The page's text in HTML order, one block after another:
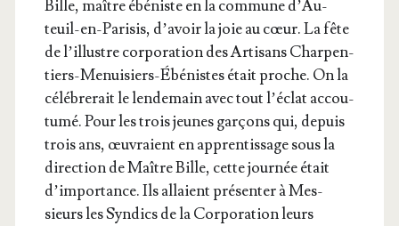
Bille, maître ébé­niste en la com­mune d’Au­
teuil-en-Pari­sis, d’a­voir la joie au cœur. La fête
de l’illustre cor­po­ra­tion des Arti­sans Char­pen­
tiers-Menui­siers-Ébé­nistes était proche. On la
célé­bre­rait le len­de­main avec tout l’é­clat accou­
tu­mé. Pour les trois jeunes gar­çons qui, depuis
trois ans, œuvraient en appren­tis­sage sous la
direc­tion de Maître Bille, cette jour­née était
d’im­por­tance. Ils allaient pré­sen­ter à Mes­
sieurs les Syn­dics de la Cor­po­ra­tion leurs